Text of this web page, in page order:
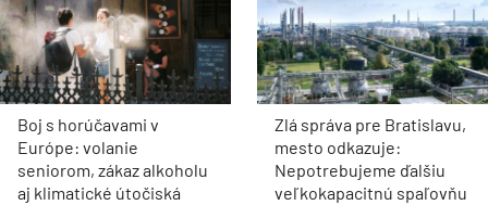
Boj s horúčavami v
Európe: volanie
seniorom, zákaz alkoholu
aj klimatické útočiská
Zlá správa pre Bratislavu,
mesto odkazuje:
Nepotrebujeme ďalšiu
veľkokapacitnú spaľovňu